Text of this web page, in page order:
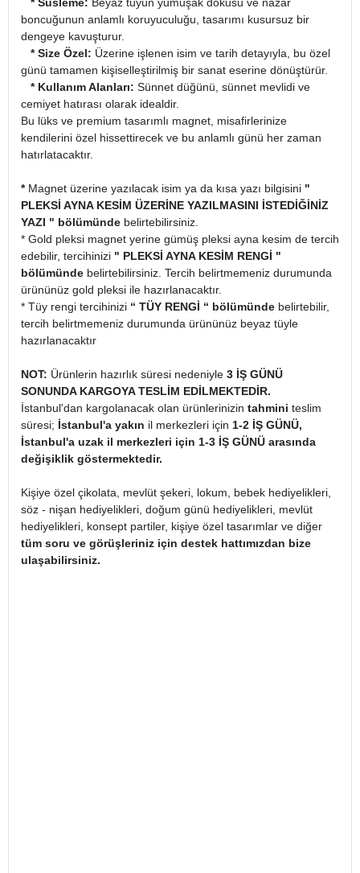
* Süsleme: Beyaz tüyün yumuşak dokusu ve nazar
boncuğunun anlamlı koruyuculuğu, tasarımı kusursuz bir
dengeye kavuşturur.
* Size Özel: Üzerine işlenen isim ve tarih detayıyla, bu özel
günü tamamen kişiselleştirilmiş bir sanat eserine dönüştürür.
* Kullanım Alanları: Sünnet düğünü, sünnet mevlidi ve
cemiyet hatırası olarak idealdir.
Bu lüks ve premium tasarımlı magnet, misafirlerinize
kendilerini özel hissettirecek ve bu anlamlı günü her zaman
hatırlatacaktır.
*Magnet üzerine yazılacak isim ya da kısa yazı bilgisini "
PLEKSİ AYNA KESİM ÜZERİNE YAZILMASINI İSTEDİĞİNİZ
YAZI " bölümünde belirtebilirsiniz.
* Gold pleksi magnet yerine gümüş pleksi ayna kesim de tercih
edebilir, tercihinizi " PLEKSİ AYNA KESİM RENGİ "
bölümünde belirtebilirsiniz. Tercih belirtmemeniz durumunda
ürününüz gold pleksi ile hazırlanacaktır.
* Tüy rengi tercihinizi “ TÜY RENGİ “ bölümünde belirtebilir,
tercih belirtmemeniz durumunda ürününüz beyaz tüyle
hazırlanacaktır
NOT: Ürünlerin hazırlık süresi nedeniyle 3 İŞ GÜNÜ
SONUNDA KARGOYA TESLİM EDİLMEKTEDİR.
İstanbul'dan kargolanacak olan ürünlerinizin tahmini teslim
süresi; İstanbul'a yakın il merkezleri için 1-2 İŞ GÜNÜ,
İstanbul'a uzak il merkezleri için 1-3 İŞ GÜNÜ arasında
değişiklik göstermektedir.
Kişiye özel çikolata, mevlüt şekeri, lokum, bebek hediyelikleri,
söz - nişan hediyelikleri, doğum günü hediyelikleri, mevlüt
hediyelikleri, konsept partiler, kişiye özel tasarımlar ve diğer
tüm soru ve görüşleriniz için destek hattımızdan bize
ulaşabilirsiniz.